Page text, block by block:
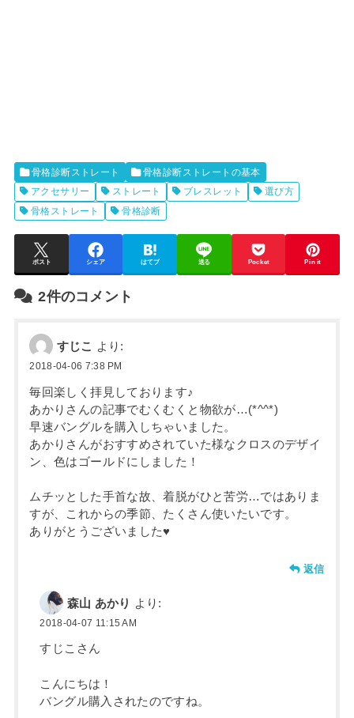
骨格診断ストレート
骨格診断ストレートの基本
アクセサリー
ストレート ブレスレット
選び方
骨格ストレート
骨格診断
ポスト シェア はてブ 送る Pocket Pin it
2件のコメント
すじこ より:
2018-04-06 7:38 PM
毎回楽しく拝見しております♪
あかりさんの記事でむくむくと物欲が…(*^^*)
早速バングルを購入しちゃいました。
あかりさんがおすすめされていた様なクロスのデザイ
ン、色はゴールドにしました！
ムチッとした手首な故、着脱がひと苦労…ではありま
すが、これからの季節、たくさん使いたいです。
ありがとうございました♥️
返信
森山 あかり より:
2018-04-07 11:15 AM
すじこさん
こんにちは！
バングル購入されたのですね。